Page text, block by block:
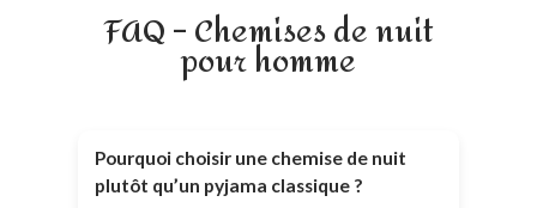
FAQ – Chemises de nuit
pour homme
Pourquoi choisir une chemise de nuit
plutôt qu’un pyjama classique ?